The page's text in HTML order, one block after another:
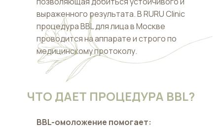
выраженного результата. В RURU Clinic
процедура BBL для лица в Москве
проводится на аппарате и строго по
медицинскому протоколу.
ЧТО ДАЕТ ПРОЦЕДУРА BBL?
BBL-омоложение помогает: